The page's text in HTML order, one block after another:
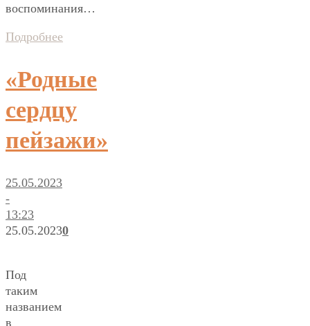
воспоминания…
Подробнее
«Родные
сердцу
пейзажи»
25.05.2023
-
13:23
25.05.20230
Под
таким
названием
в